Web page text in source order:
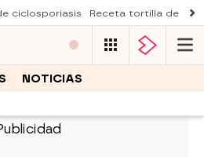
ciclosporiasis Receta tortilla de
NOTICIAS